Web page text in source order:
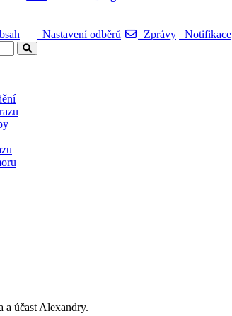
Nastavení odběrů Zprávy Notifikace
a účast Alexandry.